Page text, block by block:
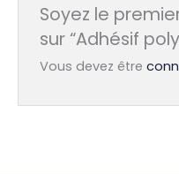
Soyez le
sur “Adhésif
Vous devez être